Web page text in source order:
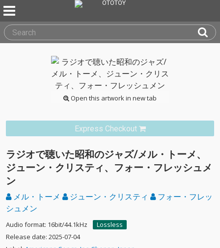
Open this artwork in new tab
Express Checkout
ラジオで聴いた昭和のジャズ/メル・トーメ、
ジューン・クリスティ、フォー・フレッシュメ
ン
メル・トーメ ジューン・クリスティ
フォー・フレッ
シュメン
Audio format: 16bit/44.1kHz
Lossless
Release date: 2025-07-04